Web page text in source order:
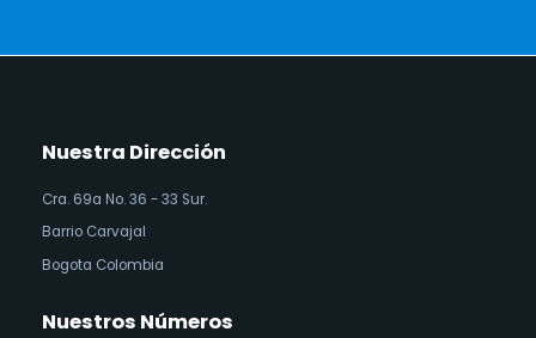
Nuestra Dirección
Cra. 69a No. 36 - 33 Sur.
Barrio Carvajal
Bogota Colombia
Nuestros Números